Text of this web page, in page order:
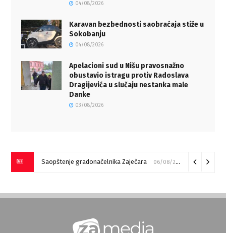
04/08/2026
Karavan bezbednosti saobraćaja stiže u
Sokobanju
04/08/2026
Apelacioni sud u Nišu pravosnažno
obustavio istragu protiv Radoslava
Dragijevića u slučaju nestanka male
Danke
03/08/2026
Saopštenje gradonačelnika Zaječara 06/08/2026